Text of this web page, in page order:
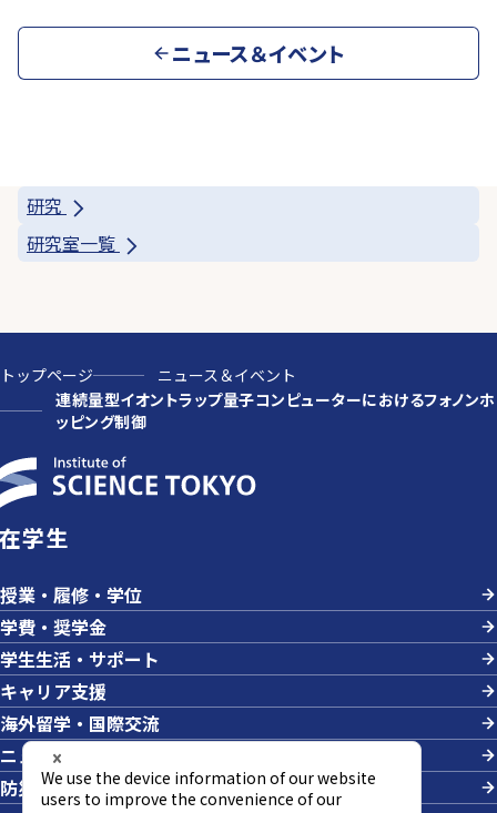
ニュース＆イベント
研究
研究室一覧
トップページ
ニュース＆イベント
連続量型イオントラップ量子コンピューターにおけるフォノンホ
ッピング制御
在学生
授業・履修・学位
学費・奨学金
学生生活・サポート
キャリア支援
海外留学・国際交流
ニュース＆イベント
防災・危機管理